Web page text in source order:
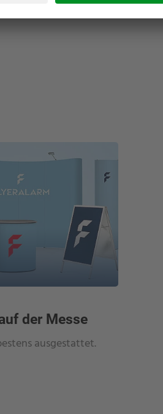
der Messe
ausgestattet.